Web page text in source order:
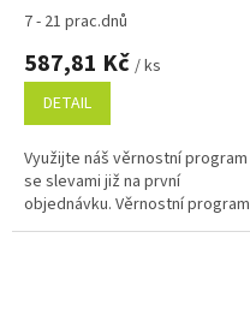
7 - 21 prac.dnů
587,81 Kč / ks
DETAIL
Využijte náš věrnostní program
se slevami již na první
objednávku. Věrnostní program